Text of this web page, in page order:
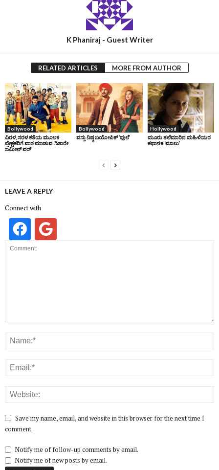
K Phaniraj - Guest Writer
RELATED ARTICLES MORE FROM AUTHOR
Bollywood
ವಿರಳ, ಸರಳ ಕತೆಯ ಮೂಲಕ
ಪ್ರೇಕ್ಷಕರಿಗೆ ಪಾಠ ಮಾಡುವ ‘ಸಿತಾರೇ
ಜಮೀನ್‌ ಪರ್’
Bollywood
ವಸ್ತು ನಿಷ್ಠ ಬಯೋಪಿಕ್‌ ‘ಫುಲೆ’
Hollywood
ಮೂರು ತಲೆಮಾರಿನ ಮಹಿಳೆಯರ
ಕಥಾನಕ ‘ಮಾಲು’
LEAVE A REPLY
Connect with
Save my name, email, and website in this browser for the next time I
comment.
Notify me of follow-up comments by email.
Notify me of new posts by email.